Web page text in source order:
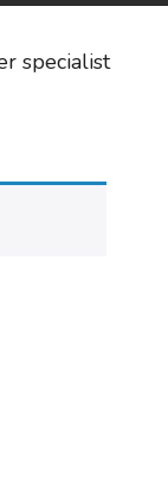
specialist